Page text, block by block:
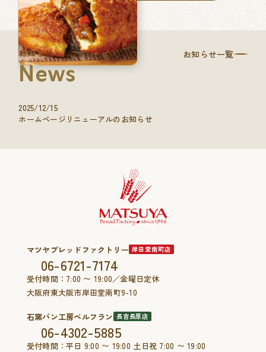
お知らせ
News
お知らせ一覧
2025/12/15
ホームページリニューアルのお知らせ
マツヤブレッドファクトリー 岸田堂南町店
06-6721-7174
受付時間：7:00 〜 19:00／金曜日定休
大阪府東大阪市岸田堂南町9-10
石窯パン工房ベルフラン 長吉長原店
06-4302-5885
受付時間：平日 9:00 〜 19:00 土日祝 7:00 〜 19:00